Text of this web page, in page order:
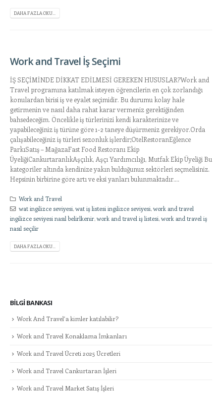
DAHA FAZLA OKU...
Work and Travel İş Seçimi
İŞ SEÇİMİNDE DİKKAT EDİLMESİ GEREKEN HUSUSLAR?Work and
Travel programına katılmak isteyen öğrencilerin en çok zorlandığı
konulardan birisi iş ve eyalet seçimidir. Bu durumu kolay hale
getirmenin ve nasıl daha rahat karar vermeniz gerektiğinden
bahsedeceğim. Öncelikle iş türlerinizi kendi karakterinize ve
yapabileceğiniz iş türüne göre 1-2 taneye düşürmeniz gerekiyor.Orda
çalışabileceğiniz iş türleri sezonluk işlerdir;OtelRestoranEğlence
ParkıSatış – MağazaFast Food Restoranı Ekip
ÜyeliğiCankurtaranlıkAşçılık, Aşçı Yardımcılığı, Mutfak Ekip Üyeliği Bu
kategoriler altında kendinize yakın bulduğunuz sektörleri seçmelisiniz.
Hepsinin birbirine göre artı ve eksi yanları bulunmaktadır....
Work and Travel
wat ingilizce seviyesi,wat iş listesi ingilizce seviyesi,work and travel
ingilizce seviyesi nasıl belirlkenir,work and travel iş listesi,work and travel iş
nasıl seçilir
DAHA FAZLA OKU...
BILGI BANKASI
Work And Travel’a kimler katılabilir?
Work and Travel Konaklama İmkanları
Work and Travel Ücreti 2025 Ücretleri
Work and Travel Cankurtaran İşleri
Work and Travel Market Satış İşleri